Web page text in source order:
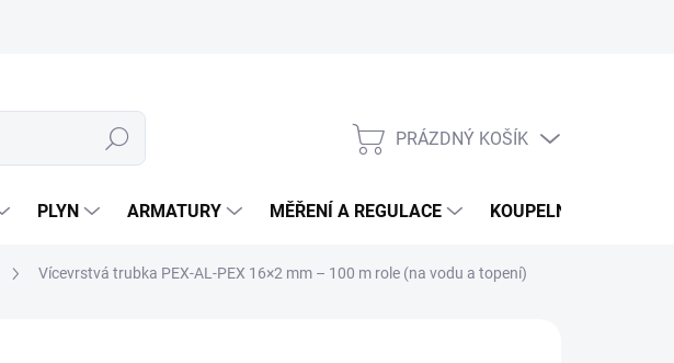
Hledat
NÁKUPNÍ
PRÁZDNÝ KOŠÍK
PLYN ARMATURY MĚŘENÍ A REGULACE KOUPELNY
Vícevrstvá trubka PEX-AL-PEX 16×2 mm – 100 m role (na vodu a topení)